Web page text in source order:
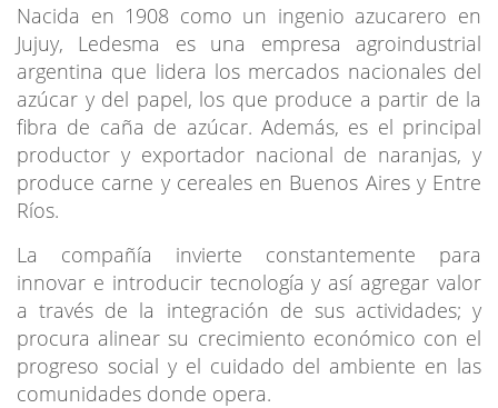
Nacida en 1908 como un ingenio azucarero en
Jujuy, Ledesma es una empresa agroindustrial
argentina que lidera los mercados nacionales del
azúcar y del papel, los que produce a partir de la
fibra de caña de azúcar. Además, es el principal
productor y exportador nacional de naranjas, y
produce carne y cereales en Buenos Aires y Entre
Ríos.
La compañía invierte constantemente para
innovar e introducir tecnología y así agregar valor
a través de la integración de sus actividades; y
procura alinear su crecimiento económico con el
progreso social y el cuidado del ambiente en las
comunidades donde opera.